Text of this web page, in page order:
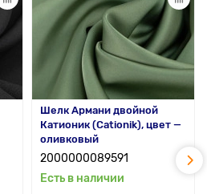
Шелк Армани двойной
Катионик (Cationik), цвет —
оливковый
2000000089591
Есть в наличии